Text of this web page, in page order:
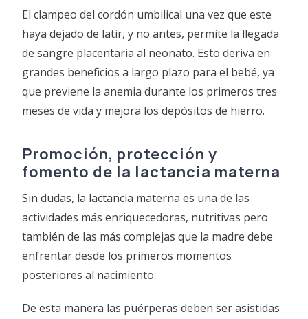
El clampeo del cordón umbilical una vez que este
haya dejado de latir, y no antes, permite la llegada
de sangre placentaria al neonato. Esto deriva en
grandes beneficios a largo plazo para el bebé, ya
que previene la anemia durante los primeros tres
meses de vida y mejora los depósitos de hierro.
Promoción, protección y
fomento de la lactancia materna
Sin dudas, la lactancia materna es una de las
actividades más enriquecedoras, nutritivas pero
también de las más complejas que la madre debe
enfrentar desde los primeros momentos
posteriores al nacimiento.
De esta manera las puérperas deben ser asistidas